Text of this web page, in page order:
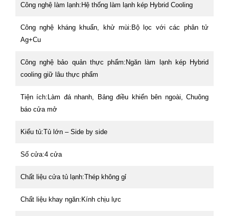
Công nghệ làm lạnh:Hệ thống làm lạnh kép Hybrid Cooling
Công nghệ kháng khuẩn, khử mùi:Bộ lọc với các phân tử
Ag+Cu
Công nghệ bảo quản thực phẩm:Ngăn làm lạnh kép Hybrid
cooling giữ lâu thực phẩm
Tiện ích:Làm đá nhanh, Bảng điều khiển bên ngoài, Chuông
báo cửa mở
Kiểu tủ:Tủ lớn – Side by side
Số cửa:4 cửa
Chất liệu cửa tủ lạnh:Thép không gỉ
Chất liệu khay ngăn:Kính chịu lực